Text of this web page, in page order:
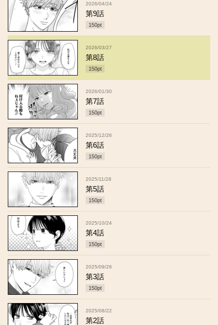
2026/04/24
第9話
150pt
2026/03/27
第8話
150pt
2026/01/30
第7話
150pt
2025/12/26
第6話
150pt
2025/11/28
第5話
150pt
2025/10/24
第4話
150pt
2025/09/26
第3話
150pt
2025/08/22
第2話